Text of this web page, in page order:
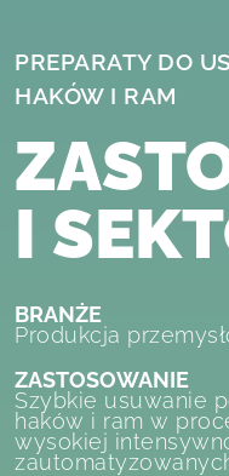
PREPARATY DO
HAKÓW I RAM
I
BRANŻE
Produkcja
ZASTOSOWANIE
Szybkie usuwanie
haków i ram w
wysokiej